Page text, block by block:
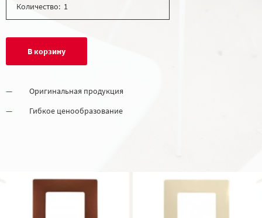
Количество:
В корзину
Оригинальная продукция
Гибкое ценообразование